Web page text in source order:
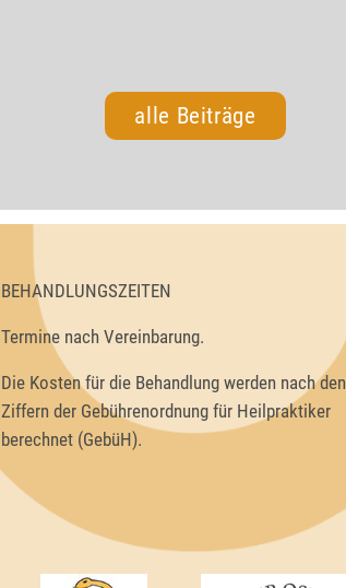
alle Beiträge
BEHANDLUNGSZEITEN
Termine nach Vereinbarung.
Die Kosten für die Behandlung werden nach den
Ziffern der Gebührenordnung für Heilpraktiker
berechnet (GebüH).